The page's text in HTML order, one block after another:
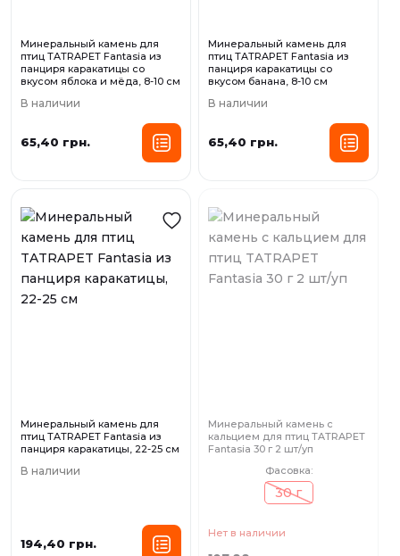
Минеральный камень для
птиц TATRAPET Fantasia из
панциря каракатицы со
вкусом яблока и мёда, 8-10 см
В наличии
65,40 грн.
Минеральный камень для
птиц TATRAPET Fantasia из
панциря каракатицы со
вкусом банана, 8-10 см
В наличии
65,40 грн.
Минеральный камень для
птиц TATRAPET Fantasia из
панциря каракатицы, 22-25 см
В наличии
194,40 грн.
Минеральный камень с
кальцием для птиц TATRAPET
Fantasia 30 г 2 шт/уп
Фасовка:
30 г
Нет в наличии